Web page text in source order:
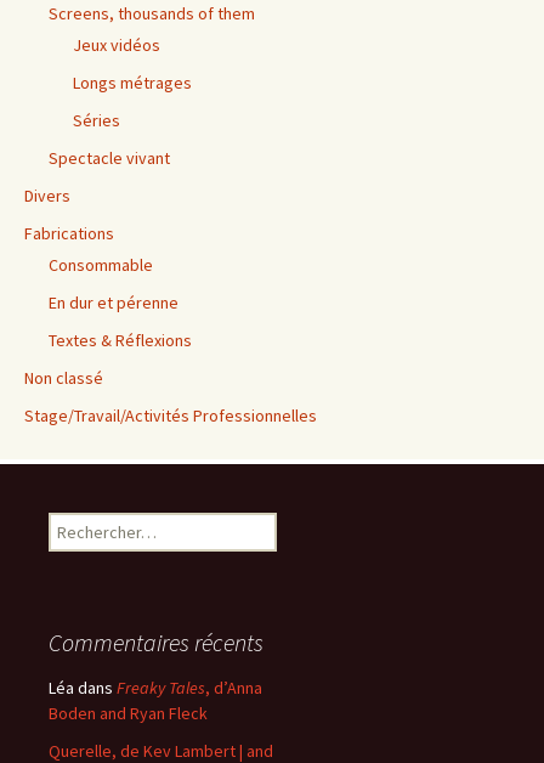
Screens, thousands of them
Jeux vidéos
Longs métrages
Séries
Spectacle vivant
Divers
Fabrications
Consommable
En dur et pérenne
Textes & Réflexions
Non classé
Stage/Travail/Activités Professionnelles
Rechercher :
Commentaires récents
Léa dans Freaky Tales, d’Anna
Boden and Ryan Fleck
Querelle, de Kev Lambert | and